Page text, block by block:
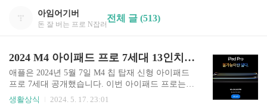
아임어기버
돈 잘 버는 프로 N잡러
전체 글 (513)
2024 M4 아이패드 프로 7세대 13인치 출시 가격, 스펙, 사전예약 일정 정리
애플은 2024년 5월 7일 M4 칩 탑재 신형 아이패드
프로 7세대 공개했습니다. 이번 아이패드 프로는
M3 칩을 건너뛰고 M4 칩을 탑재했는데요. M4 칩
생활상식 2024. 5. 17. 23:01